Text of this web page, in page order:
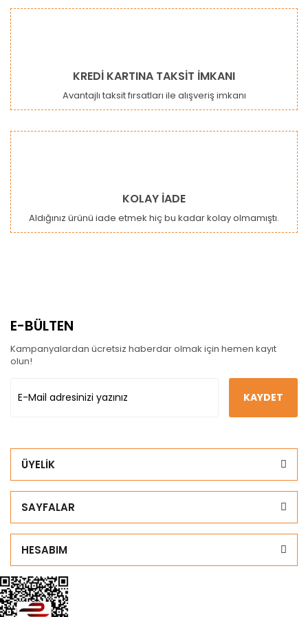
KREDİ KARTINA TAKSİT İMKANI
Avantajlı taksit fırsatları ile alışveriş imkanı
KOLAY İADE
Aldığınız ürünü iade etmek hiç bu kadar kolay olmamıştı.
E-BÜLTEN
Kampanyalardan ücretsiz haberdar olmak için hemen kayıt
olun!
KAYDET
ÜYELİK
SAYFALAR
HESABIM